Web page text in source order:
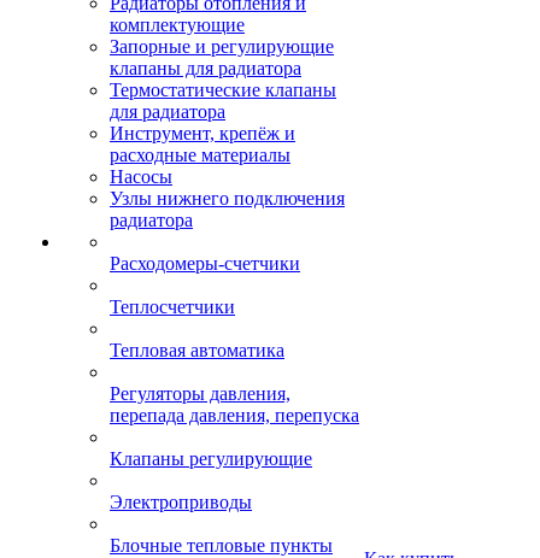
комплектующие
Запорные и регулирующие
клапаны для радиатора
Термостатические клапаны
для радиатора
Инструмент, крепёж и
расходные материалы
Насосы
Узлы нижнего подключения
радиатора
Расходомеры-счетчики
Теплосчетчики
Тепловая автоматика
Регуляторы давления,
перепада давления, перепуска
Клапаны регулирующие
Электроприводы
Блочные тепловые пункты